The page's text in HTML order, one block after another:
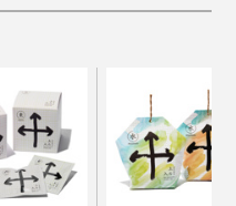
の激的な減少や高齢化と
状況に直面しているとい